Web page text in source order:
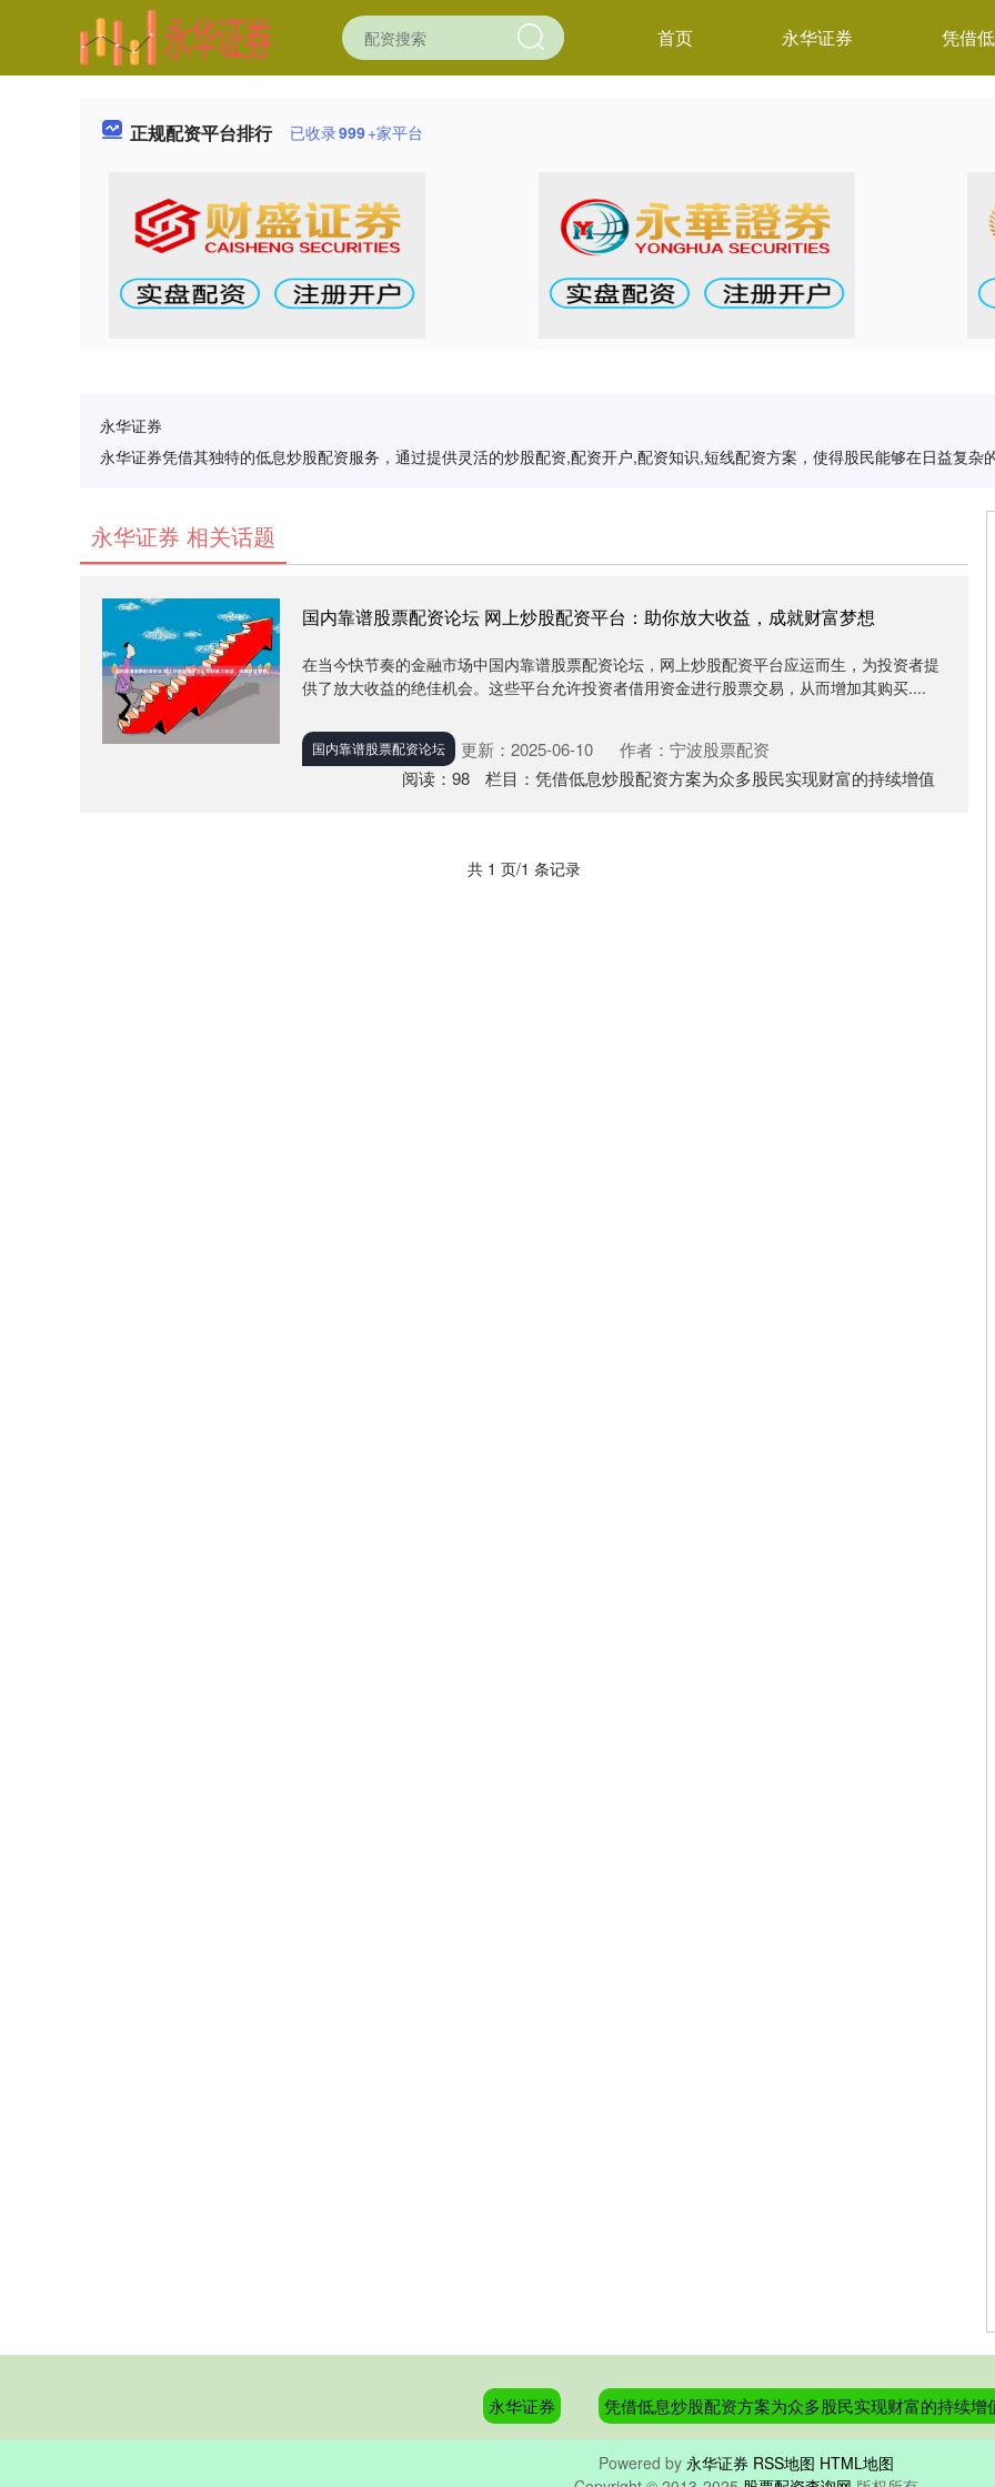
首页 永华证券 凭借
正规配资平台排行 已收录999+家平台
永华证券
永华证券凭借其独特的低息炒股配资服务，通过提供灵活的炒股配资,配资开户,配资知识,短线配资方案，使得股民能够在日益复杂
永华证券 相关话题
国内靠谱股票配资论坛 网上炒股配资平台：助你放大收益，成就财富梦想
在当今快节奏的金融市场中国内靠谱股票配资论坛，网上炒股配资平台应运而生，为投资者提
供了放大收益的绝佳机会。这些平台允许投资者借用资金进行股票交易，从而增加其购买....
国内靠谱股票配资论坛 更新：2025-06-10
作者：宁波股票配资
阅读： 98 栏目： 凭借低息炒股配资方案为众多股民实现财富的持续增值
共 1 页/1 条记录
永华证券 凭借低息炒股配资方案为众多股民实现财富的持续增
Powered by 永华证券 RSS地图 HTML地图